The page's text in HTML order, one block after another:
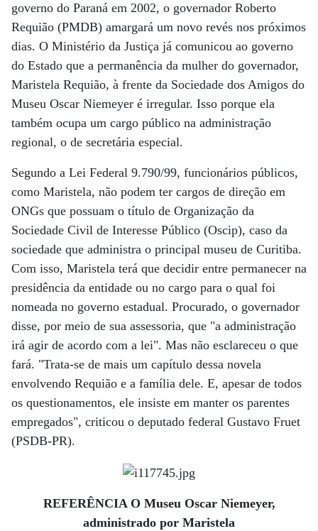
governo do Paraná em 2002, o governador Roberto
Requião (PMDB) amargará um novo revés nos próximos
dias. O Ministério da Justiça já comunicou ao governo
do Estado que a permanência da mulher do governador,
Maristela Requião, à frente da Sociedade dos Amigos do
Museu Oscar Niemeyer é irregular. Isso porque ela
também ocupa um cargo público na administração
regional, o de secretária especial.
Segundo a Lei Federal 9.790/99, funcionários públicos,
como Maristela, não podem ter cargos de direção em
ONGs que possuam o título de Organização da
Sociedade Civil de Interesse Público (Oscip), caso da
sociedade que administra o principal museu de Curitiba.
Com isso, Maristela terá que decidir entre permanecer na
presidência da entidade ou no cargo para o qual foi
nomeada no governo estadual. Procurado, o governador
disse, por meio de sua assessoria, que "a administração
irá agir de acordo com a lei". Mas não esclareceu o que
fará. "Trata-se de mais um capítulo dessa novela
envolvendo Requião e a família dele. E, apesar de todos
os questionamentos, ele insiste em manter os parentes
empregados", criticou o deputado federal Gustavo Fruet
(PSDB-PR).
REFERÊNCIA O Museu Oscar Niemeyer,
administrado por Maristela